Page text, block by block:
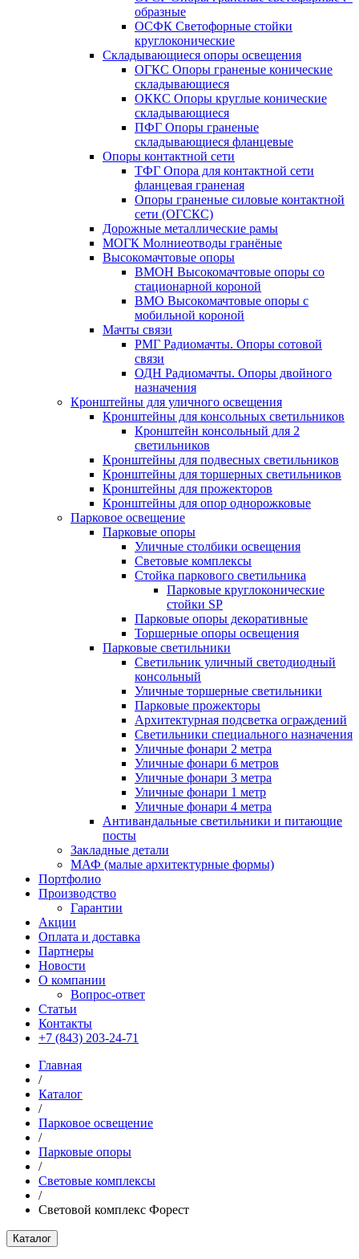
образные
ОСФК Светофорные стойки
круглоконические
Складывающиеся опоры освещения
ОГКС Опоры граненые конические
складывающиеся
ОККС Опоры круглые конические
складывающиеся
ПФГ Опоры граненые
складывающиеся фланцевые
Опоры контактной сети
ТФГ Опора для контактной сети
фланцевая граненая
Опоры граненые силовые контактной
сети (ОГСКС)
Дорожные металлические рамы
МОГК Молниеотводы гранёные
Высокомачтовые опоры
ВМОН Высокомачтовые опоры со
стационарной короной
ВМО Высокомачтовые опоры с
мобильной короной
Мачты связи
РМГ Радиомачты. Опоры сотовoй
связи
ОДН Радиомачты. Опоры двойного
назначения
Кронштейны для уличного освещения
Кронштейны для консольных светильников
Кронштейн консольный для 2
светильников
Кронштейны для подвесных светильников
Кронштейны для торшерных светильников
Кронштейны для прожекторов
Кронштейны для опор однорожковые
Парковое освещение
Парковые опоры
Уличные столбики освещения
Световые комплексы
Стойка паркового светильника
Парковые круглоконические
стойки SP
Парковые опоры декоративные
Торшерные опоры освещения
Парковые светильники
Светильник уличный светодиодный
консольный
Уличные торшерные светильники
Парковые прожекторы
Архитектурная подсветка ограждений
Светильники специального назначения
Уличные фонари 2 метра
Уличные фонари 6 метров
Уличные фонари 3 метра
Уличные фонари 1 метр
Уличные фонари 4 метра
Антивандальные светильники и питающие
посты
Закладные детали
МАФ (малые архитектурные формы)
Портфолио
Производство
Гарантии
Акции
Оплата и доставка
Партнеры
Новости
О компании
Вопрос-ответ
Статьи
Контакты
+7 (843) 203-24-71
Главная
/
Каталог
/
Парковое освещение
/
Парковые опоры
/
Световые комплексы
/
Световой комплекс Форест
Каталог